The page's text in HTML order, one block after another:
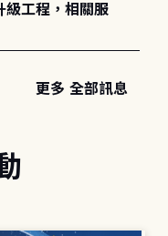
級工程，相關服
更多 全部訊息